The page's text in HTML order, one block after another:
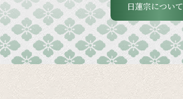
日蓮宗について